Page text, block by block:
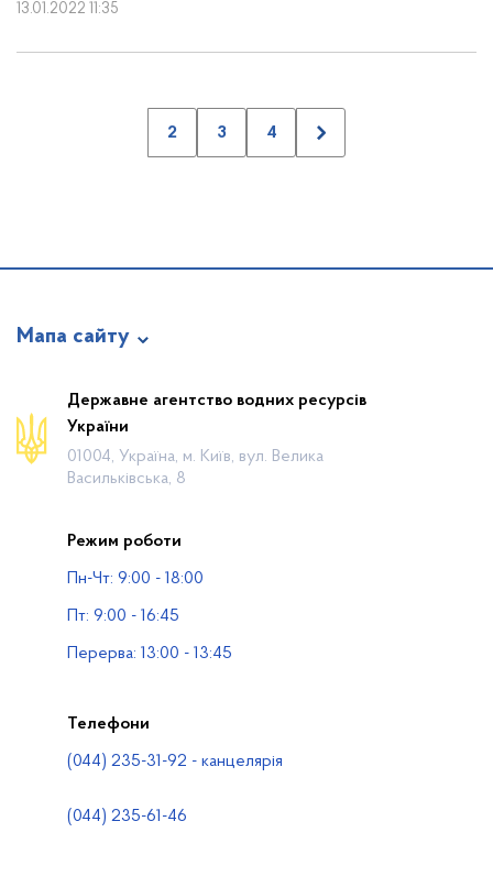
13.01.2022 11:35
2 3 4
Мапа сайту
Про відомство
Діяльність
Громадянам
Публічна інформація
Водогосподарські організації
Державне агентство водних ресурсів
України
01004, Україна, м. Київ, вул. Велика
Васильківська, 8
Режим роботи
Пн-Чт: 9:00 - 18:00
Пт: 9:00 - 16:45
Перерва: 13:00 - 13:45
Телефони
(044) 235-31-92 - канцелярія
(044) 235-61-46